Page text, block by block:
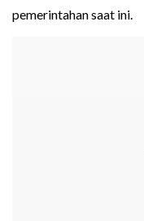
pemerintahan saat ini.